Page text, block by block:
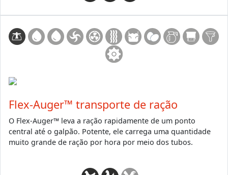
Flex-Auger™ transporte de ração
O Flex-Auger™ leva a ração rapidamente de um ponto
central até o galpão. Potente, ele carrega uma quantidade
muito grande de ração por hora por meio dos tubos.